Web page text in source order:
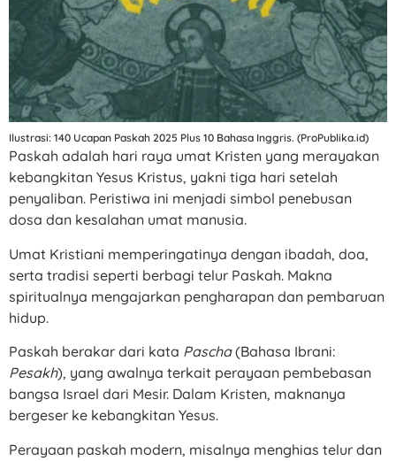
Ilustrasi: 140 Ucapan Paskah 2025 Plus 10 Bahasa Inggris. (ProPublika.id)
Paskah adalah hari raya umat Kristen yang merayakan
kebangkitan Yesus Kristus, yakni tiga hari setelah
penyaliban. Peristiwa ini menjadi simbol penebusan
dosa dan kesalahan umat manusia.
Umat Kristiani memperingatinya dengan ibadah, doa,
serta tradisi seperti berbagi telur Paskah. Makna
spiritualnya mengajarkan pengharapan dan pembaruan
hidup.
Paskah berakar dari kata Pascha(Bahasa Ibrani:
Pesakh), yang awalnya terkait perayaan pembebasan
bangsa Israel dari Mesir. Dalam Kristen, maknanya
bergeser ke kebangkitan Yesus.
Perayaan paskah modern, misalnya menghias telur dan